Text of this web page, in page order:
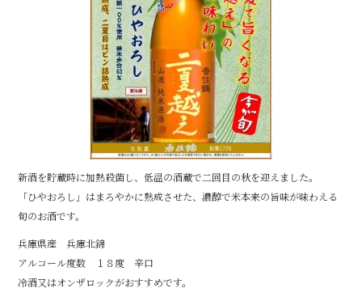
新酒を貯蔵時に加熱殺菌し、低温の酒蔵で二回目の秋を迎えました。
「ひやおろし」はまろやかに熟成させた、濃醇で米本来の旨味が味わえる
旬のお酒です。
兵庫県産 兵庫北錦
アルコール度数 １８度 辛口
冷酒又はオンザロックがおすすめです。